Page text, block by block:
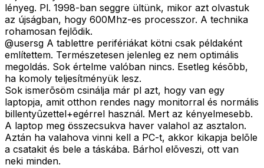
lényeg. Pl. 1998-ban seggre ültünk, mikor azt olvastuk
az újságban, hogy 600Mhz-es processzor. A technika
rohamosan fejlõdik.
@usersg A tablettre perifériákat kötni csak példaként
említettem. Természetesen jelenleg ez nem optimális
megoldás. Sok értelme valóban nincs. Esetleg késõbb,
ha komoly teljesítményük lesz.
Sok ismerõsöm csinálja már pl azt, hogy van egy
laptopja, amit otthon rendes nagy monitorral és normális
billentyûzettel+egérrel használ. Mert az kényelmesebb.
A laptop meg összecsukva haver valahol az asztalon.
Aztán ha valahova vinni kell a PC-t, akkor kikapja belõle
a csatakit és bele a táskába. Bárhol elõveszi, ott van
neki minden.